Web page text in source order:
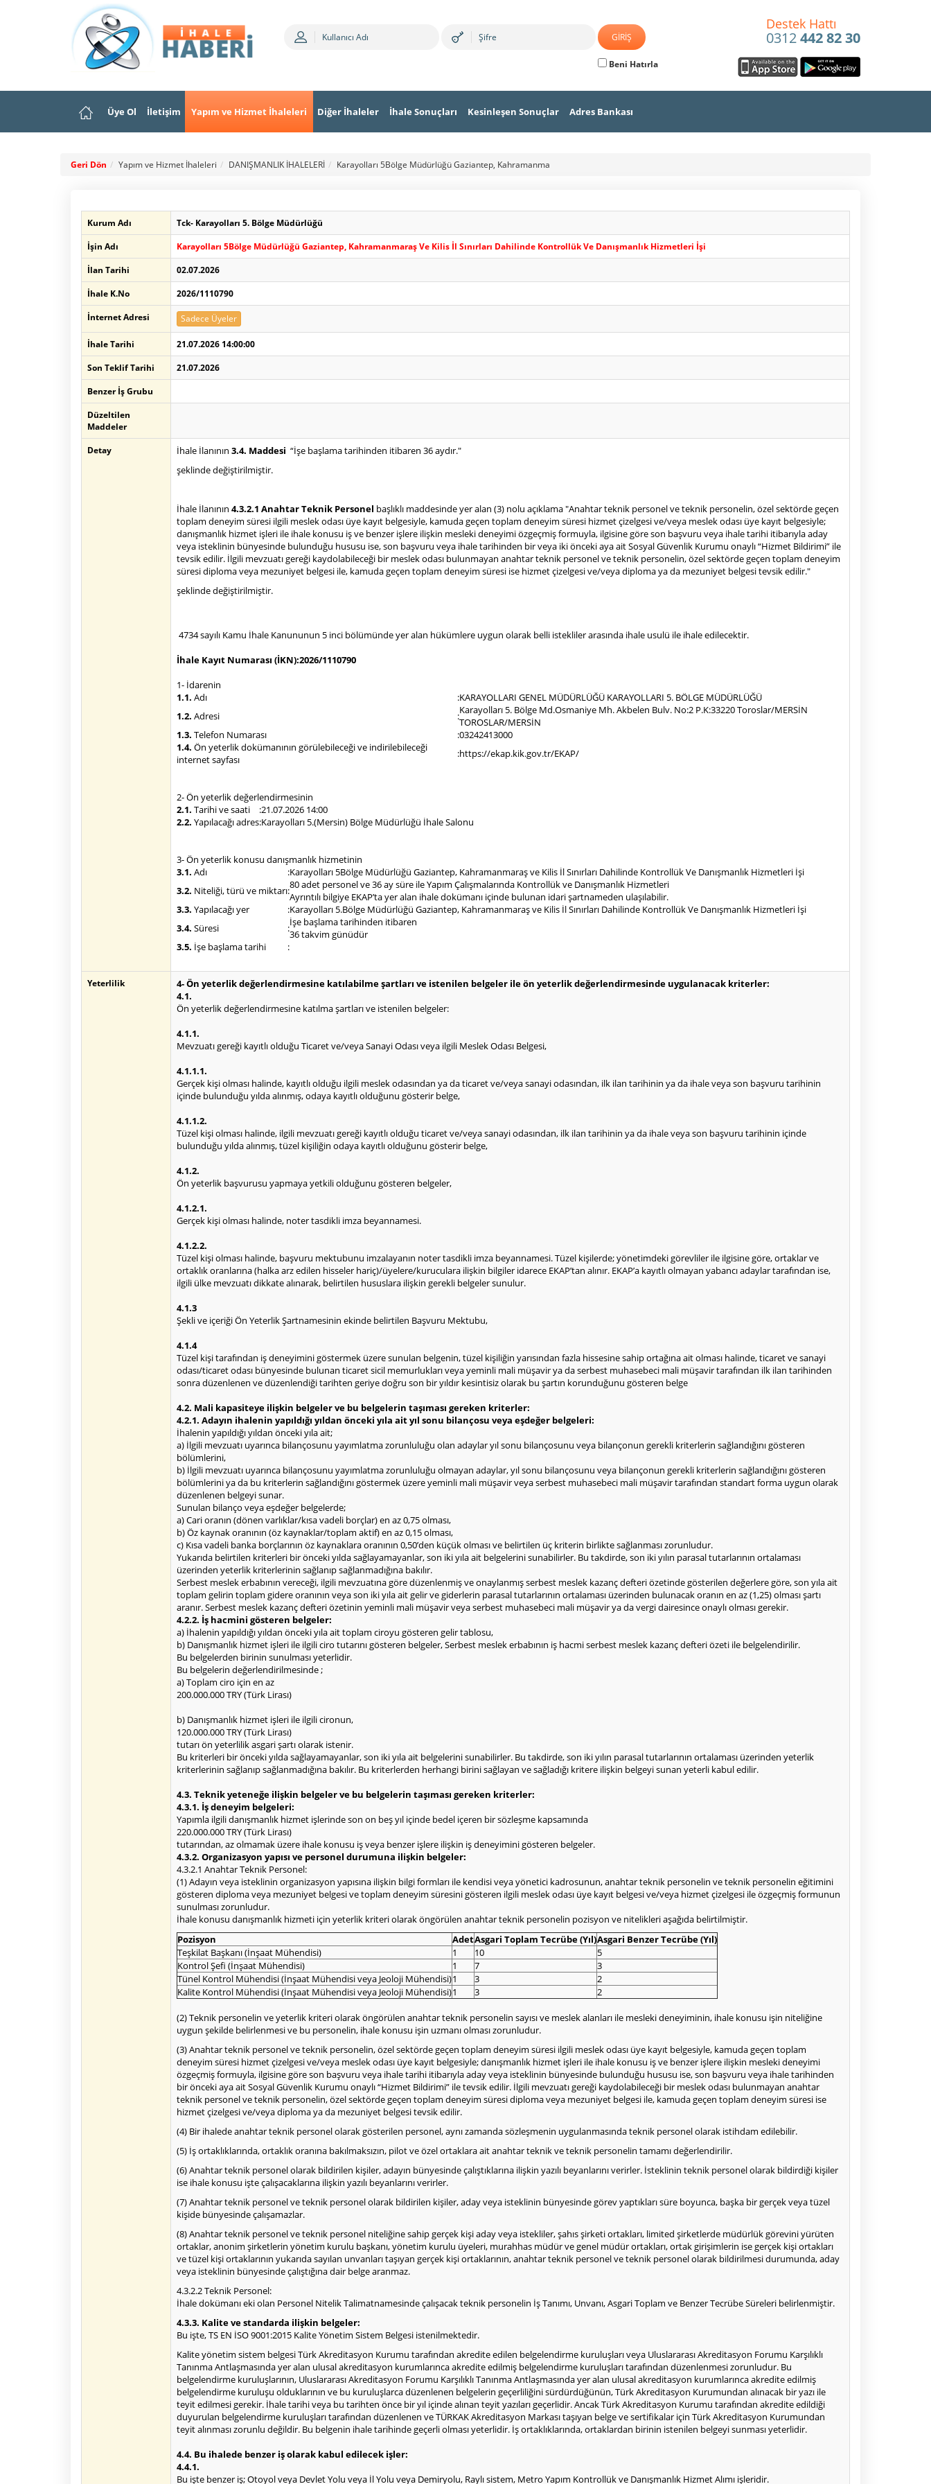
Beni Hatırla
Destek Hattı
0312442 82 30
Üye Ol İletişim Yapım ve Hizmet İhaleleri Diğer İhaleler İhale Sonuçları Kesinleşen Sonuçlar Adres Bankası
Geri Dön Yapım ve Hizmet İhaleleri DANIŞMANLIK İHALELERİ Karayolları 5Bölge Müdürlüğü Gaziantep, Kahramanma
Kurum Adı
Tck- Karayolları 5. Bölge Müdürlüğü
İşin Adı
Karayolları 5Bölge Müdürlüğü Gaziantep, Kahramanmaraş Ve Kilis İl Sınırları Dahilinde Kontrollük Ve Danışmanlık Hizmetleri İşi
İlan Tarihi
02.07.2026
İhale K.No
2026/1110790
İnternet Adresi
Sadece Üyeler
İhale Tarihi
21.07.2026 14:00:00
Son Teklif Tarihi
21.07.2026
Benzer İş Grubu
Düzeltilen
Maddeler
Detay
İhale İlanının 3.4. Maddesi “İşe başlama tarihinden itibaren 36 aydır."
şeklinde değiştirilmiştir.
İhale İlanının 4.3.2.1 Anahtar Teknik Personel başlıklı maddesinde yer alan (3) nolu açıklama "Anahtar teknik personel ve teknik personelin, özel sektörde geçen
toplam deneyim süresi ilgili meslek odası üye kayıt belgesiyle, kamuda geçen toplam deneyim süresi hizmet çizelgesi ve/veya meslek odası üye kayıt belgesiyle;
danışmanlık hizmet işleri ile ihale konusu iş ve benzer işlere ilişkin mesleki deneyimi özgeçmiş formuyla, ilgisine göre son başvuru veya ihale tarihi itibarıyla aday
veya isteklinin bünyesinde bulunduğu hususu ise, son başvuru veya ihale tarihinden bir veya iki önceki aya ait Sosyal Güvenlik Kurumu onaylı “Hizmet Bildirimi” ile
tevsik edilir. İlgili mevzuatı gereği kaydolabileceği bir meslek odası bulunmayan anahtar teknik personel ve teknik personelin, özel sektörde geçen toplam deneyim
süresi diploma veya mezuniyet belgesi ile, kamuda geçen toplam deneyim süresi ise hizmet çizelgesi ve/veya diploma ya da mezuniyet belgesi tevsik edilir."
şeklinde değiştirilmiştir.
4734 sayılı Kamu İhale Kanununun 5 inci bölümünde yer alan hükümlere uygun olarak belli istekliler arasında ihale usulü ile ihale edilecektir.
İhale Kayıt Numarası (İKN):2026/1110790
1- İdarenin
1.1. Adı :KARAYOLLARI GENEL MÜDÜRLÜĞÜ KARAYOLLARI 5. BÖLGE MÜDÜRLÜĞÜ
1.2. Adresi :Karayolları 5. Bölge Md.Osmaniye Mh. Akbelen Bulv. No:2 P.K:33220 Toroslar/MERSİN
TOROSLAR/MERSİN
1.3. Telefon Numarası :03242413000
1.4. Ön yeterlik dokümanının görülebileceği ve indirilebileceği
internet sayfası
:https://ekap.kik.gov.tr/EKAP/
2- Ön yeterlik değerlendirmesinin
2.1. Tarihi ve saati :21.07.2026 14:00
2.2. Yapılacağı adres:Karayolları 5.(Mersin) Bölge Müdürlüğü İhale Salonu
3- Ön yeterlik konusu danışmanlık hizmetinin
3.1. Adı :Karayolları 5Bölge Müdürlüğü Gaziantep, Kahramanmaraş ve Kilis İl Sınırları Dahilinde Kontrollük Ve Danışmanlık Hizmetleri İşi
3.2. Niteliği, türü ve miktarı:80 adet personel ve 36 ay süre ile Yapım Çalışmalarında Kontrollük ve Danışmanlık Hizmetleri
Ayrıntılı bilgiye EKAP’ta yer alan ihale dokümanı içinde bulunan idari şartnameden ulaşılabilir.
3.3. Yapılacağı yer :Karayolları 5.Bölge Müdürlüğü Gaziantep, Kahramanmaraş ve Kilis İl Sınırları Dahilinde Kontrollük Ve Danışmanlık Hizmetleri İşi
3.4. Süresi :İşe başlama tarihinden itibaren
36 takvim günüdür
3.5. İşe başlama tarihi :
Yeterlilik
4- Ön yeterlik değerlendirmesine katılabilme şartları ve istenilen belgeler ile ön yeterlik değerlendirmesinde uygulanacak kriterler:
4.1.
Ön yeterlik değerlendirmesine katılma şartları ve istenilen belgeler:
4.1.1.
Mevzuatı gereği kayıtlı olduğu Ticaret ve/veya Sanayi Odası veya ilgili Meslek Odası Belgesi,
4.1.1.1.
Gerçek kişi olması halinde, kayıtlı olduğu ilgili meslek odasından ya da ticaret ve/veya sanayi odasından, ilk ilan tarihinin ya da ihale veya son başvuru tarihinin
içinde bulunduğu yılda alınmış, odaya kayıtlı olduğunu gösterir belge,
4.1.1.2.
Tüzel kişi olması halinde, ilgili mevzuatı gereği kayıtlı olduğu ticaret ve/veya sanayi odasından, ilk ilan tarihinin ya da ihale veya son başvuru tarihinin içinde
bulunduğu yılda alınmış, tüzel kişiliğin odaya kayıtlı olduğunu gösterir belge,
4.1.2.
Ön yeterlik başvurusu yapmaya yetkili olduğunu gösteren belgeler,
4.1.2.1.
Gerçek kişi olması halinde, noter tasdikli imza beyannamesi.
4.1.2.2.
Tüzel kişi olması halinde, başvuru mektubunu imzalayanın noter tasdikli imza beyannamesi. Tüzel kişilerde; yönetimdeki görevliler ile ilgisine göre, ortaklar ve
ortaklık oranlarına (halka arz edilen hisseler hariç)/üyelere/kuruculara ilişkin bilgiler idarece EKAP’tan alınır. EKAP’a kayıtlı olmayan yabancı adaylar tarafından ise,
ilgili ülke mevzuatı dikkate alınarak, belirtilen hususlara ilişkin gerekli belgeler sunulur.
4.1.3
Şekli ve içeriği Ön Yeterlik Şartnamesinin ekinde belirtilen Başvuru Mektubu,
4.1.4
Tüzel kişi tarafından iş deneyimini göstermek üzere sunulan belgenin, tüzel kişiliğin yarısından fazla hissesine sahip ortağına ait olması halinde, ticaret ve sanayi
odası/ticaret odası bünyesinde bulunan ticaret sicil memurlukları veya yeminli mali müşavir ya da serbest muhasebeci mali müşavir tarafından ilk ilan tarihinden
sonra düzenlenen ve düzenlendiği tarihten geriye doğru son bir yıldır kesintisiz olarak bu şartın korunduğunu gösteren belge
4.2. Mali kapasiteye ilişkin belgeler ve bu belgelerin taşıması gereken kriterler:
4.2.1. Adayın ihalenin yapıldığı yıldan önceki yıla ait yıl sonu bilançosu veya eşdeğer belgeleri:
İhalenin yapıldığı yıldan önceki yıla ait;
a) İlgili mevzuatı uyarınca bilançosunu yayımlatma zorunluluğu olan adaylar yıl sonu bilançosunu veya bilançonun gerekli kriterlerin sağlandığını gösteren
bölümlerini,
b) İlgili mevzuatı uyarınca bilançosunu yayımlatma zorunluluğu olmayan adaylar, yıl sonu bilançosunu veya bilançonun gerekli kriterlerin sağlandığını gösteren
bölümlerini ya da bu kriterlerin sağlandığını göstermek üzere yeminli mali müşavir veya serbest muhasebeci mali müşavir tarafından standart forma uygun olarak
düzenlenen belgeyi sunar.
Sunulan bilanço veya eşdeğer belgelerde;
a) Cari oranın (dönen varlıklar/kısa vadeli borçlar) en az 0,75 olması,
b) Öz kaynak oranının (öz kaynaklar/toplam aktif) en az 0,15 olması,
c) Kısa vadeli banka borçlarının öz kaynaklara oranının 0,50’den küçük olması ve belirtilen üç kriterin birlikte sağlanması zorunludur.
Yukarıda belirtilen kriterleri bir önceki yılda sağlayamayanlar, son iki yıla ait belgelerini sunabilirler. Bu takdirde, son iki yılın parasal tutarlarının ortalaması
üzerinden yeterlik kriterlerinin sağlanıp sağlanmadığına bakılır.
Serbest meslek erbabının vereceği, ilgili mevzuatına göre düzenlenmiş ve onaylanmış serbest meslek kazanç defteri özetinde gösterilen değerlere göre, son yıla ait
toplam gelirin toplam gidere oranının veya son iki yıla ait gelir ve giderlerin parasal tutarlarının ortalaması üzerinden bulunacak oranın en az (1,25) olması şartı
aranır. Serbest meslek kazanç defteri özetinin yeminli mali müşavir veya serbest muhasebeci mali müşavir ya da vergi dairesince onaylı olması gerekir.
4.2.2. İş hacmini gösteren belgeler:
a) İhalenin yapıldığı yıldan önceki yıla ait toplam ciroyu gösteren gelir tablosu,
b) Danışmanlık hizmet işleri ile ilgili ciro tutarını gösteren belgeler, Serbest meslek erbabının iş hacmi serbest meslek kazanç defteri özeti ile belgelendirilir.
Bu belgelerden birinin sunulması yeterlidir.
Bu belgelerin değerlendirilmesinde ;
a) Toplam ciro için en az
200.000.000 TRY (Türk Lirası)
b) Danışmanlık hizmet işleri ile ilgili cironun,
120.000.000 TRY (Türk Lirası)
tutarı ön yeterlilik asgari şartı olarak istenir.
Bu kriterleri bir önceki yılda sağlayamayanlar, son iki yıla ait belgelerini sunabilirler. Bu takdirde, son iki yılın parasal tutarlarının ortalaması üzerinden yeterlik
kriterlerinin sağlanıp sağlanmadığına bakılır. Bu kriterlerden herhangi birini sağlayan ve sağladığı kritere ilişkin belgeyi sunan yeterli kabul edilir.
4.3. Teknik yeteneğe ilişkin belgeler ve bu belgelerin taşıması gereken kriterler:
4.3.1. İş deneyim belgeleri:
Yapımla ilgili danışmanlık hizmet işlerinde son on beş yıl içinde bedel içeren bir sözleşme kapsamında
220.000.000 TRY (Türk Lirası)
tutarından, az olmamak üzere ihale konusu iş veya benzer işlere ilişkin iş deneyimini gösteren belgeler.
4.3.2. Organizasyon yapısı ve personel durumuna ilişkin belgeler:
4.3.2.1 Anahtar Teknik Personel:
(1) Adayın veya isteklinin organizasyon yapısına ilişkin bilgi formları ile kendisi veya yönetici kadrosunun, anahtar teknik personelin ve teknik personelin eğitimini
gösteren diploma veya mezuniyet belgesi ve toplam deneyim süresini gösteren ilgili meslek odası üye kayıt belgesi ve/veya hizmet çizelgesi ile özgeçmiş formunun
sunulması zorunludur.
İhale konusu danışmanlık hizmeti için yeterlik kriteri olarak öngörülen anahtar teknik personelin pozisyon ve nitelikleri aşağıda belirtilmiştir.
Pozisyon
AdetAsgari Toplam Tecrübe (Yıl)Asgari Benzer Tecrübe (Yıl)
Teşkilat Başkanı (İnşaat Mühendisi)
1 10
5
Kontrol Şefi (İnşaat Mühendisi)
1 7
3
Tünel Kontrol Mühendisi (İnşaat Mühendisi veya Jeoloji Mühendisi)1 3
2
Kalite Kontrol Mühendisi (İnşaat Mühendisi veya Jeoloji Mühendisi)1 3 2
(2) Teknik personelin ve yeterlik kriteri olarak öngörülen anahtar teknik personelin sayısı ve meslek alanları ile mesleki deneyiminin, ihale konusu işin niteliğine
uygun şekilde belirlenmesi ve bu personelin, ihale konusu işin uzmanı olması zorunludur.
(3) Anahtar teknik personel ve teknik personelin, özel sektörde geçen toplam deneyim süresi ilgili meslek odası üye kayıt belgesiyle, kamuda geçen toplam
deneyim süresi hizmet çizelgesi ve/veya meslek odası üye kayıt belgesiyle; danışmanlık hizmet işleri ile ihale konusu iş ve benzer işlere ilişkin mesleki deneyimi
özgeçmiş formuyla, ilgisine göre son başvuru veya ihale tarihi itibarıyla aday veya isteklinin bünyesinde bulunduğu hususu ise, son başvuru veya ihale tarihinden
bir önceki aya ait Sosyal Güvenlik Kurumu onaylı “Hizmet Bildirimi” ile tevsik edilir. İlgili mevzuatı gereği kaydolabileceği bir meslek odası bulunmayan anahtar
teknik personel ve teknik personelin, özel sektörde geçen toplam deneyim süresi diploma veya mezuniyet belgesi ile, kamuda geçen toplam deneyim süresi ise
hizmet çizelgesi ve/veya diploma ya da mezuniyet belgesi tevsik edilir.
(4) Bir ihalede anahtar teknik personel olarak gösterilen personel, aynı zamanda sözleşmenin uygulanmasında teknik personel olarak istihdam edilebilir.
(5) İş ortaklıklarında, ortaklık oranına bakılmaksızın, pilot ve özel ortaklara ait anahtar teknik ve teknik personelin tamamı değerlendirilir.
(6) Anahtar teknik personel olarak bildirilen kişiler, adayın bünyesinde çalıştıklarına ilişkin yazılı beyanlarını verirler. İsteklinin teknik personel olarak bildirdiği kişiler
ise ihale konusu işte çalışacaklarına ilişkin yazılı beyanlarını verirler.
(7) Anahtar teknik personel ve teknik personel olarak bildirilen kişiler, aday veya isteklinin bünyesinde görev yaptıkları süre boyunca, başka bir gerçek veya tüzel
kişide bünyesinde çalışamazlar.
(8) Anahtar teknik personel ve teknik personel niteliğine sahip gerçek kişi aday veya istekliler, şahıs şirketi ortakları, limited şirketlerde müdürlük görevini yürüten
ortaklar, anonim şirketlerin yönetim kurulu başkanı, yönetim kurulu üyeleri, murahhas müdür ve genel müdür ortakları, ortak girişimlerin ise gerçek kişi ortakları
ve tüzel kişi ortaklarının yukarıda sayılan unvanları taşıyan gerçek kişi ortaklarının, anahtar teknik personel ve teknik personel olarak bildirilmesi durumunda, aday
veya isteklinin bünyesinde çalıştığına dair belge aranmaz.
4.3.2.2 Teknik Personel:
İhale dokümanı eki olan Personel Nitelik Talimatnamesinde çalışacak teknik personelin İş Tanımı, Unvanı, Asgari Toplam ve Benzer Tecrübe Süreleri belirlenmiştir.
4.3.3. Kalite ve standarda ilişkin belgeler:
Bu işte, TS EN İSO 9001:2015 Kalite Yönetim Sistem Belgesi istenilmektedir.
Kalite yönetim sistem belgesi Türk Akreditasyon Kurumu tarafından akredite edilen belgelendirme kuruluşları veya Uluslararası Akreditasyon Forumu Karşılıklı
Tanınma Antlaşmasında yer alan ulusal akreditasyon kurumlarınca akredite edilmiş belgelendirme kuruluşları tarafından düzenlenmesi zorunludur. Bu
belgelendirme kuruluşlarının, Uluslararası Akreditasyon Forumu Karşılıklı Tanınma Antlaşmasında yer alan ulusal akreditasyon kurumlarınca akredite edilmiş
belgelendirme kuruluşu olduklarının ve bu kuruluşlarca düzenlenen belgelerin geçerliliğini sürdürdüğünün, Türk Akreditasyon Kurumundan alınacak bir yazı ile
teyit edilmesi gerekir. İhale tarihi veya bu tarihten önce bir yıl içinde alınan teyit yazıları geçerlidir. Ancak Türk Akreditasyon Kurumu tarafından akredite edildiği
duyurulan belgelendirme kuruluşları tarafından düzenlenen ve TÜRKAK Akreditasyon Markası taşıyan belge ve sertifikalar için Türk Akreditasyon Kurumundan
teyit alınması zorunlu değildir. Bu belgenin ihale tarihinde geçerli olması yeterlidir. İş ortaklıklarında, ortaklardan birinin istenilen belgeyi sunması yeterlidir.
4.4. Bu ihalede benzer iş olarak kabul edilecek işler:
4.4.1.
Bu işte benzer iş; Otoyol veya Devlet Yolu veya İl Yolu veya Demiryolu, Raylı sistem, Metro Yapım Kontrollük ve Danışmanlık Hizmet Alımı işleridir.